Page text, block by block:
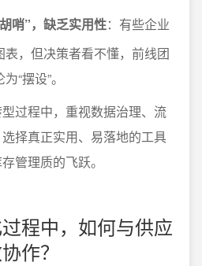
哨”，缺乏实用性：有些企业
，但决策者看不懂，前线团
“摆设”。
过程中，重视数据治理、流
择真正实用、易落地的工具
管理质的飞跃。
程中，如何与供应
作？